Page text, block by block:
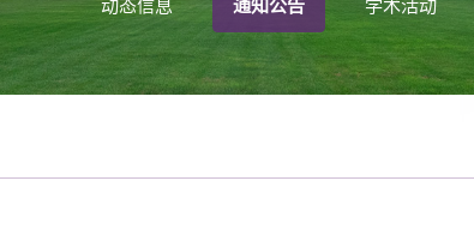
动态信息 通知公告 学术活动